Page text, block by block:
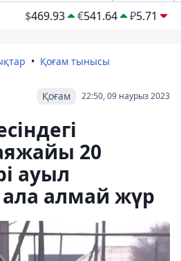
$469.93 €541.64 ₽5.71
Қоғам тынысы
22:50, 09 наурыз 2023
Қоғам
20
ауыл
ала алмай жүр